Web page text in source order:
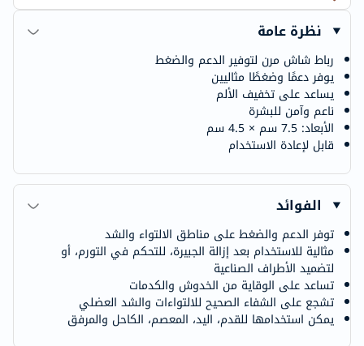
نظرة عامة
رباط شاش مرن لتوفير الدعم والضغط
يوفر دعمًا وضغطًا مثاليين
يساعد على تخفيف الألم
ناعم وآمن للبشرة
الأبعاد: 7.5 سم × 4.5 سم
قابل لإعادة الاستخدام
الفوائد
توفر الدعم والضغط على مناطق الالتواء والشد
مثالية للاستخدام بعد إزالة الجبيرة، للتحكم في التورم، أو
لتضميد الأطراف الصناعية
تساعد على الوقاية من الخدوش والكدمات
تشجع على الشفاء الصحيح للالتواءات والشد العضلي
يمكن استخدامها للقدم، اليد، المعصم، الكاحل والمرفق